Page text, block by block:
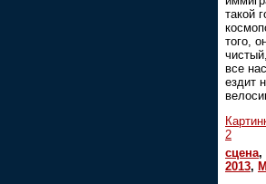
такой
того,
все
ездит
2
сцена,
2013,